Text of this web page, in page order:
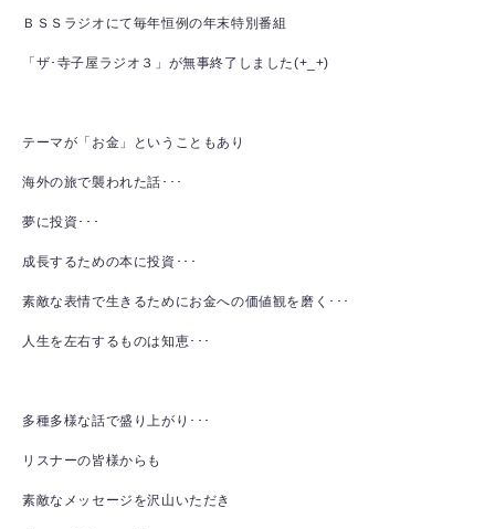
ＢＳＳラジオにて毎年恒例の年末特別番組
「ザ･寺子屋ラジオ３」が無事終了しました(+_+)
テーマが「お金」ということもあり
海外の旅で襲われた話･･･
夢に投資･･･
成長するための本に投資･･･
素敵な表情で生きるためにお金への価値観を磨く･･･
人生を左右するものは知恵･･･
多種多様な話で盛り上がり･･･
リスナーの皆様からも
素敵なメッセージを沢山いただき